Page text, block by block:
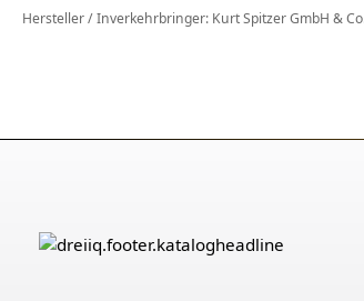
Hersteller / Inverkehrbringer: Kurt Spitzer GmbH &